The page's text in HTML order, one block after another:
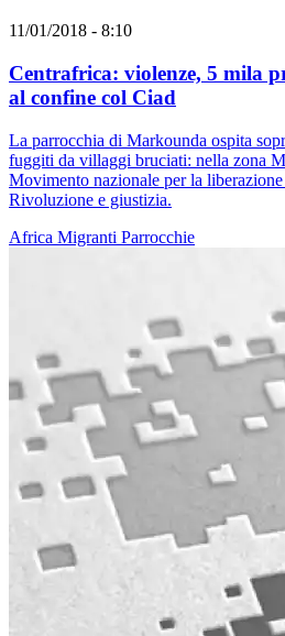
11/01/2018 - 8:10
Centrafrica: violenze, 5 mila
al confine col Ciad
La parrocchia di Markounda ospita
fuggiti da villaggi bruciati: nella zona
Movimento nazionale per la
Rivoluzione e giustizia.
Africa Migranti Parrocchie